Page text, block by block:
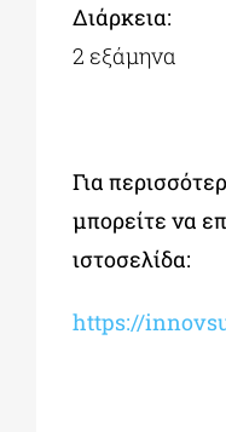
Διάρκεια:
2 εξάμηνα
Για
μπορείτε να
ιστοσελίδα:
https://